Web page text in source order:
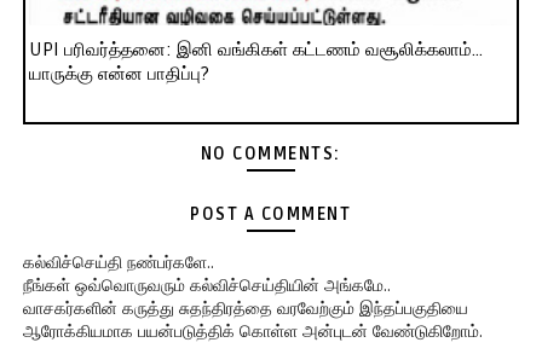
UPI பரிவர்த்தனை: இனி வங்கிகள் கட்டணம் வசூலிக்கலாம்...
யாருக்கு என்ன பாதிப்பு?
NO COMMENTS:
POST A COMMENT
கல்விச்செய்தி நண்பர்களே..
நீங்கள் ஒவ்வொருவரும் கல்விச்செய்தியின் அங்கமே..
வாசகர்களின் கருத்து சுதந்திரத்தை வரவேற்கும் இந்தப்பகுதியை
ஆரோக்கியமாக பயன்படுத்திக் கொள்ள அன்புடன் வேண்டுகிறோம்.